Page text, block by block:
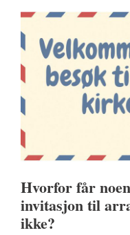
Hvorfor får
invitasjon til
ikke?